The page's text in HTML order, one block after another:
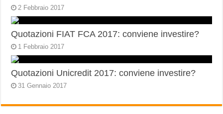
2 Febbraio 2017
Quotazioni FIAT FCA 2017: conviene investire?
1 Febbraio 2017
Quotazioni Unicredit 2017: conviene investire?
31 Gennaio 2017